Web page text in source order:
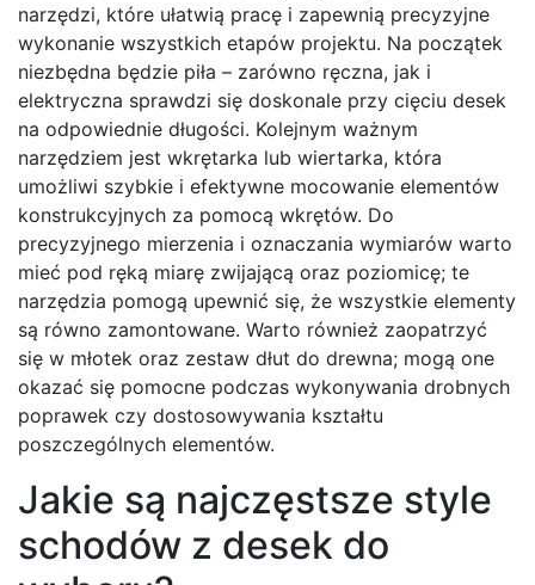
narzędzi, które ułatwią pracę i zapewnią precyzyjne
wykonanie wszystkich etapów projektu. Na początek
niezbędna będzie piła – zarówno ręczna, jak i
elektryczna sprawdzi się doskonale przy cięciu desek
na odpowiednie długości. Kolejnym ważnym
narzędziem jest wkrętarka lub wiertarka, która
umożliwi szybkie i efektywne mocowanie elementów
konstrukcyjnych za pomocą wkrętów. Do
precyzyjnego mierzenia i oznaczania wymiarów warto
mieć pod ręką miarę zwijającą oraz poziomicę; te
narzędzia pomogą upewnić się, że wszystkie elementy
są równo zamontowane. Warto również zaopatrzyć
się w młotek oraz zestaw dłut do drewna; mogą one
okazać się pomocne podczas wykonywania drobnych
poprawek czy dostosowywania kształtu
poszczególnych elementów.
Jakie są najczęstsze style
schodów z desek do